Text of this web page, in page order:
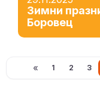
Зимни
Боровец
« 1 2 3